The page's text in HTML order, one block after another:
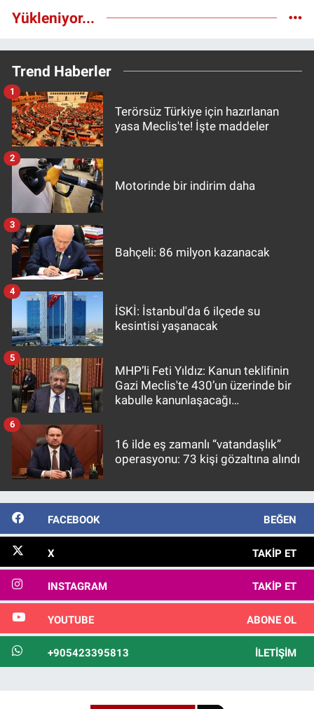
Yükleniyor...
Trend Haberler
Terörsüz Türkiye için hazırlanan
yasa Meclis'te! İşte maddeler
1
Motorinde bir indirim daha
2
Bahçeli: 86 milyon kazanacak
3
İSKİ: İstanbul'da 6 ilçede su
kesintisi yaşanacak
4
MHP’li Feti Yıldız: Kanun teklifinin
Gazi Meclis'te 430’un üzerinde bir
kabulle kanunlaşacağı
5
16 ilde eş zamanlı “vatandaşlık”
operasyonu: 73 kişi gözaltına alındı
6
FACEBOOK BEĞEN
X TAKIP ET
INSTAGRAM TAKIP ET
YOUTUBE ABONE OL
+905423395813 İLETIŞIM